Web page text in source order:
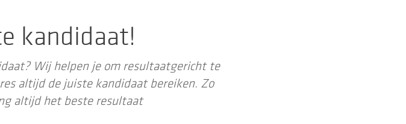
kandidaat!
Wij helpen je om resultaatgericht te
altijd de juiste kandidaat bereiken. Zo
altijd het beste resultaat